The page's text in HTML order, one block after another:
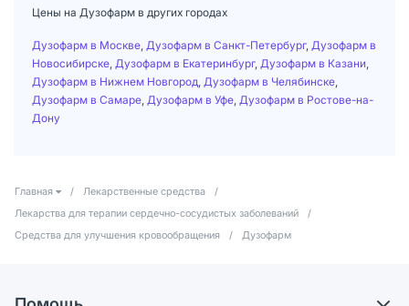
Цены на Дузофарм в других городах
Дузофарм в Москве Дузофарм в Санкт-Петербург, Дузофарм в
Новосибирске Дузофарм в Екатеринбург, Дузофарм в Казани
Дузофарм в Нижнем Новгород Дузофарм в Челябинске
Дузофарм в Самаре Дузофарм в Уфе Дузофарм в Ростове-на-
Дону
Главная / Лекарственные средства
/
Лекарства для терапии сердечно-сосудистых заболеваний
/
Средства для улучшения кровообращения
/ Дузофарм